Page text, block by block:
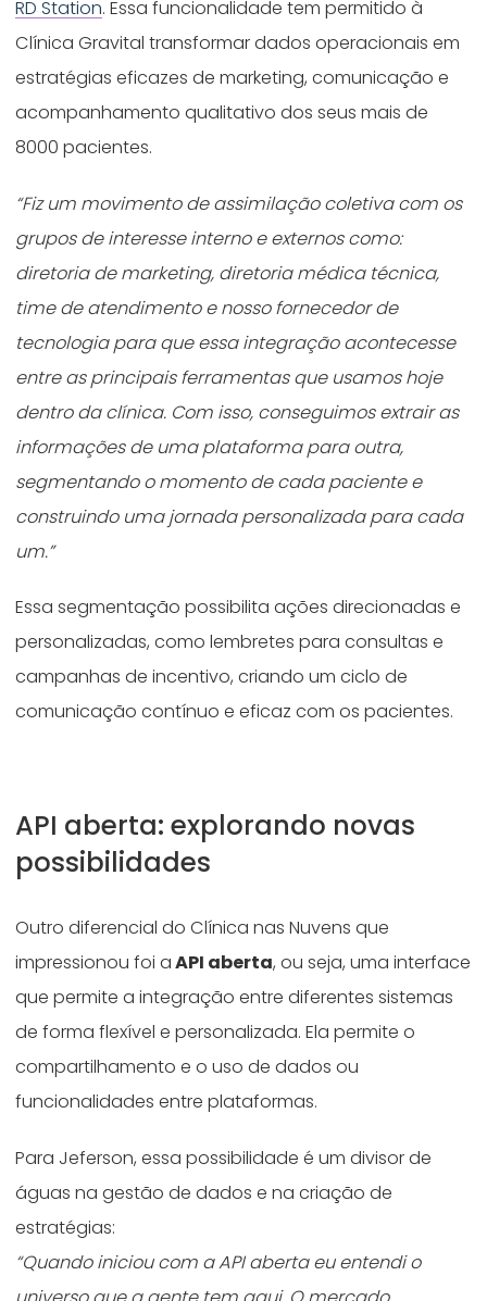
RD Station. Essa funcionalidade tem permitido à
Clínica Gravital transformar dados operacionais em
estratégias eficazes de marketing, comunicação e
acompanhamento qualitativo dos seus mais de
8000 pacientes.
“Fiz um movimento de assimilação coletiva com os
grupos de interesse interno e externos como:
diretoria de marketing, diretoria médica técnica,
time de atendimento e nosso fornecedor de
tecnologia para que essa integração acontecesse
entre as principais ferramentas que usamos hoje
dentro da clínica. Com isso, conseguimos extrair as
informações de uma plataforma para outra,
segmentando o momento de cada paciente e
construindo uma jornada personalizada para cada
um.”
Essa segmentação possibilita ações direcionadas e
personalizadas, como lembretes para consultas e
campanhas de incentivo, criando um ciclo de
comunicação contínuo e eficaz com os pacientes.
API aberta: explorando novas
possibilidades
Outro diferencial do Clínica nas Nuvens que
impressionou foi aAPI aberta, ou seja, uma interface
que permite a integração entre diferentes sistemas
de forma flexível e personalizada. Ela permite o
compartilhamento e o uso de dados ou
funcionalidades entre plataformas.
Para Jeferson, essa possibilidade é um divisor de
águas na gestão de dados e na criação de
estratégias:
“Quando iniciou com a API aberta eu entendi o